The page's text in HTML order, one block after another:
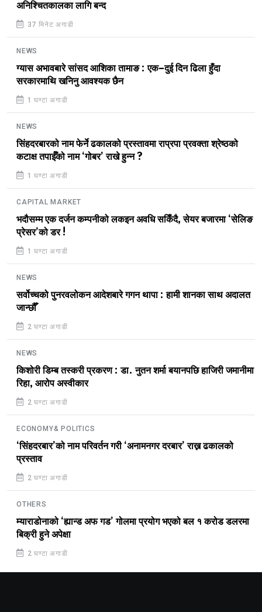
अनिश्चितकालका लागि बन्द
37 मिनेट अगाडी
NEWS
ग्यास अभावबारे सांसद आशिका तामाङ : एक–दुई दिन ढिला हुँदा
सरकारमाथि खनिनु आवश्यक छैन
1 घण्टा अगाडी
NEWS
सिंहदरबारको नाम फेर्ने ढकालको प्रस्तावमा राप्रपा प्रवक्ता श्रेष्ठको
कटाक्ष तपाईँको नाम ‘गोबर’ राखे हुन्न ?
1 घण्टा अगाडी
CAPITAL MARKET
भदौसम्म एक दर्जन कम्पनीको लकइन अवधि सकिँदै, सेयर बजारमा ‘सेलिङ
प्रेसर’को डर !
1 घण्टा अगाडी
NEWS
सर्वोच्चको पुनरवलोकन आदेशबारे गगन थापा : हामी शानका साथ अदालत
जान्छौँ
2 घण्टा अगाडी
NEWS
किशोरी डिम्ब तस्करी प्रकरण : डा. नुतन शर्मा बयानपछि हाजिरी जमानीमा
रिहा, आरोप अस्वीकार
2 घण्टा अगाडी
ECONOMY& POLITICS
‘सिंहदरबार’को नाम परिवर्तन गरी ‘अनामनगर दरबार’ राख्न ढकालको
प्रस्ताव
2 घण्टा अगाडी
OTHERS
म्याराडोनाको ‘ह्यान्ड अफ गड’ गोलमा प्रयोग भएको बल १ करोड डलरमा
बिक्री हुने अपेक्षा
2 घण्टा अगाडी